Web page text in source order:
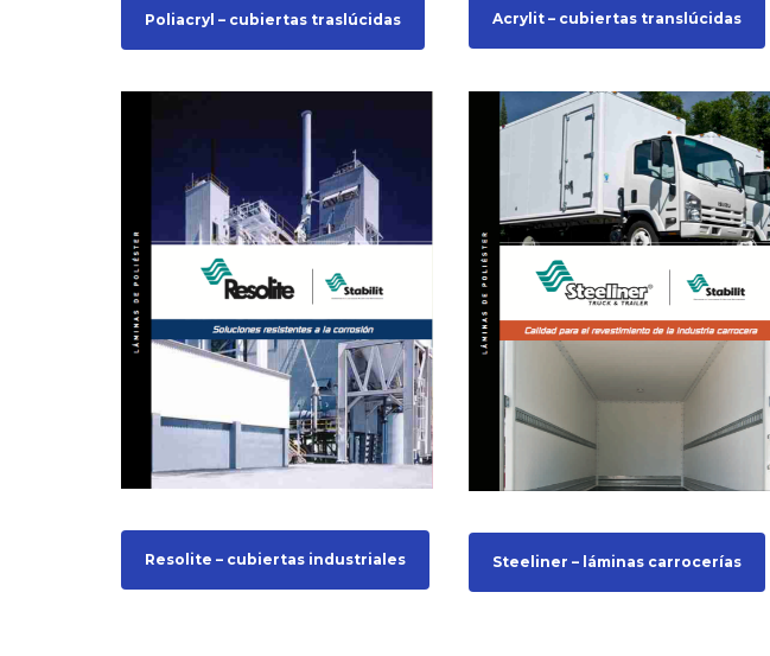
Poliacryl – cubiertas traslúcidas Acrylit – cubiertas translúcidas
Resolite – cubiertas industriales Steeliner – láminas carrocerías